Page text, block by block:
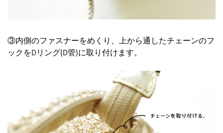
③内側のファスナーをめくり、上から通したチェーンのフ
ックをDリング(D管)に取り付けます。